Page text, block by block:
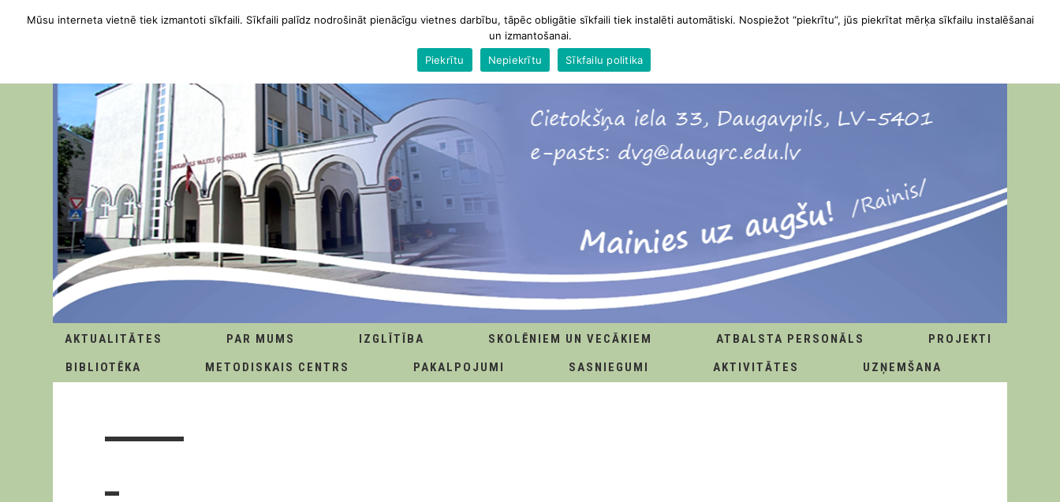
AKTUALITĀTES PAR MUMS IZGLĪTĪBA SKOLĒNIEM UN VECĀKIEM ATBALSTA PERSONĀLS
PROJEKTI
BIBLIOTĒKA
METODISKAIS CENTRS PAKALPOJUMI SASNIEGUMI AKTIVITĀTES UZŅEMŠANA
_
Mūsu interneta vietnē tiek izmantoti sīkfaili. Sīkfaili palīdz nodrošināt pienācīgu vietnes darbību, tāpēc obligātie sīkfaili tiek instalēti automātiski. Nospiežot “piekrītu”, jūs piekrītat mērķa sīkfailu instalēšanai
un izmantošanai.
Piekrītu
Nepiekrītu Sīkfailu politika